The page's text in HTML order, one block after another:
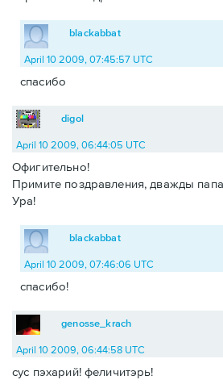
blackabbat
April 10 2009, 07:45:57 UTC
спасибо
digol
April 10 2009, 06:44:05 UTC
Офигительно!
Примите поздравления, дважды
Ура!
blackabbat
April 10 2009, 07:46:06 UTC
спасибо!
genosse_krach
April 10 2009, 06:44:58 UTC
сус пэхарий! феличитэрь!